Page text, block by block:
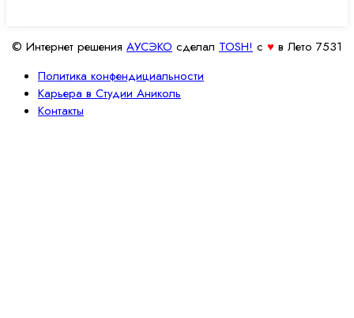
© Интернет решения АУСЭКО cделал TOSH! c ♥ в Лето 7531
Политика конфендициальности
Карьера в Студии Аниколь
Контакты